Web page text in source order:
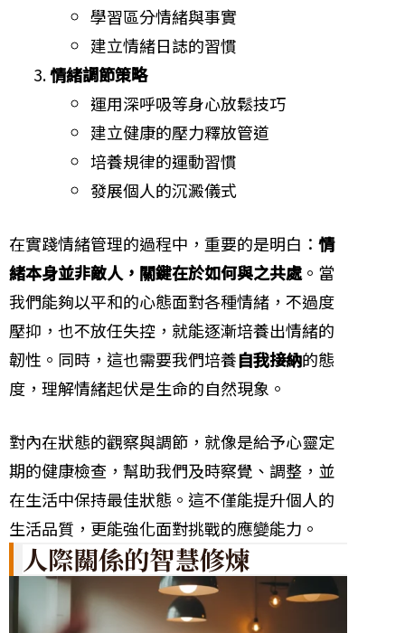
學習區分情緒與事實
建立情緒日誌的習慣
情緒調節策略
運用深呼吸等身心放鬆技巧
建立健康的壓力釋放管道
培養規律的運動習慣
發展個人的沉澱儀式
在實踐情緒管理的過程中，重要的是明白： 情
緒本身並非敵人，關鍵在於如何與之共處。當
我們能夠以平和的心態面對各種情緒，不過度
壓抑，也不放任失控，就能逐漸培養出情緒的
韌性。同時，這也需要我們培養自我接納的態
度，理解情緒起伏是生命的自然現象。
對內在狀態的觀察與調節，就像是給予心靈定
期的健康檢查，幫助我們及時察覺、調整，並
在生活中保持最佳狀態。這不僅能提升個人的
生活品質，更能強化面對挑戰的應變能力。
人際關係的智慧修煉